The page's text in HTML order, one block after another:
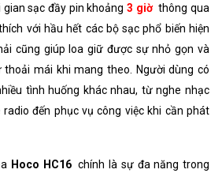
sạc đầy pin khoảng 3 giờ thông qua
với hầu hết các bộ sạc phổ biến hiện
cũng giúp loa giữ được sự nhỏ gọn và
mái khi mang theo. Người dùng có
tình huống khác nhau, từ nghe nhạc
đến phục vụ công việc khi cần phát
Hoco HC16 chính là sự đa năng trong